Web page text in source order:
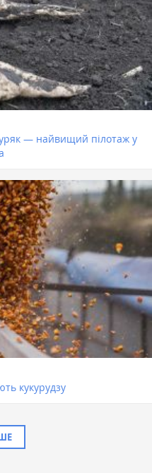
— найвищий пілотаж у
кукурудзу